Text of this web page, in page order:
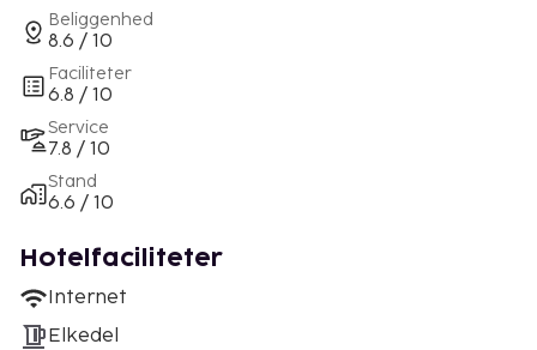
Beliggenhed
8.6 / 10
Faciliteter
6.8 / 10
Service
7.8 / 10
Stand
6.6 / 10
Hotelfaciliteter
Internet
Elkedel